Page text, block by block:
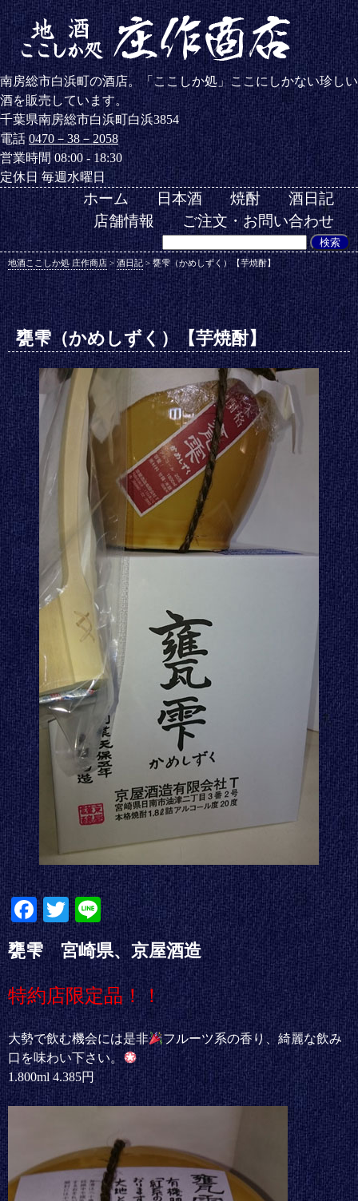
南房総市白浜町の酒店。「ここしか処」ここにしかない珍しい
酒を販売しています。
千葉県南房総市白浜町白浜3854
電話0470－38－2058
営業時間 08:00 - 18:30
定休日 毎週水曜日
ホーム 日本酒 焼酎
酒日記
店舗情報
ご注文・お問い合わせ
地酒ここしか処 庄作商店 >酒日記 >甕雫（かめしずく）【芋焼酎】
甕雫（かめしずく）【芋焼酎】
Fa
ce
bo
ok
T
wi
tte
r
Li
ne
甕雫 宮崎県、京屋酒造
特約店限定品！！
大勢で飲む機会には是非
フルーツ系の香り、綺麗な飲み
口を味わい下さい。
1.800ml 4.385円